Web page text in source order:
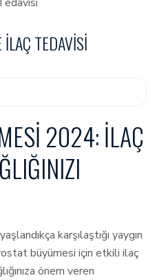
TEDAVISI
2024: İLAÇ
karşılaştığı yaygın
büyümesi için etkili ilaç
önem veren